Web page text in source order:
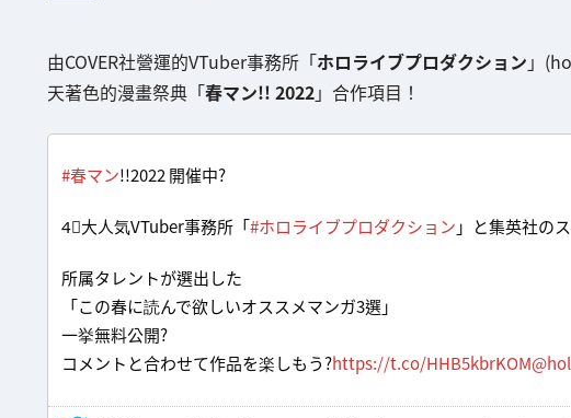
由COVER社營運的VTuber事務所「ホロライブプロダクション 」
天著色的漫畫祭典「春マン!! 2022」合作項目！
#春マン!!2022 開催中?
4⃣大人気VTuber事務所「#ホロライブプロダクション 」と集英社の
所属タレントが選出した
「この春に読んで欲しいオススメマンガ3選」
一挙無料公開?
コメントと合わせて作品を楽しもう?https://t.co/HHB5kbrKOM